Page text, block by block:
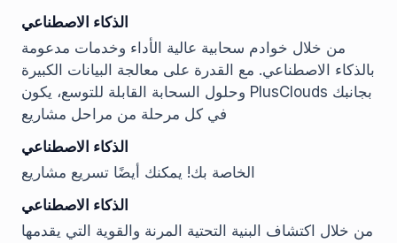
الذكاء الاصطناعي
من خلال خوادم سحابية عالية الأداء وخدمات مدعومة
بالذكاء الاصطناعي. مع القدرة على معالجة البيانات الكبيرة
وحلول السحابة القابلة للتوسع، يكون PlusClouds بجانبك
في كل مرحلة من مراحل مشاريع
الذكاء الاصطناعي
الخاصة بك! يمكنك أيضًا تسريع مشاريع
الذكاء الاصطناعي
من خلال اكتشاف البنية التحتية المرنة والقوية التي يقدمها